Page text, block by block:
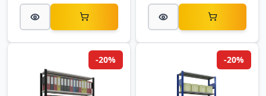
-20% -20%